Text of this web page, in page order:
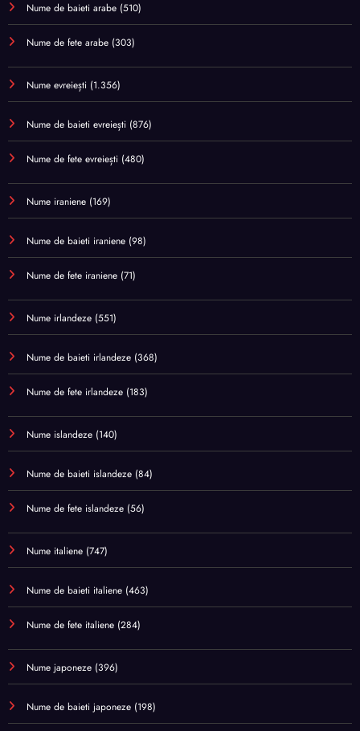
Nume de baieti arabe (510)
Nume de fete arabe (303)
Nume evreiești (1.356)
Nume de baieti evreiești (876)
Nume de fete evreiești (480)
Nume iraniene (169)
Nume de baieti iraniene (98)
Nume de fete iraniene (71)
Nume irlandeze (551)
Nume de baieti irlandeze (368)
Nume de fete irlandeze (183)
Nume islandeze (140)
Nume de baieti islandeze (84)
Nume de fete islandeze (56)
Nume italiene (747)
Nume de baieti italiene (463)
Nume de fete italiene (284)
Nume japoneze (396)
Nume de baieti japoneze (198)